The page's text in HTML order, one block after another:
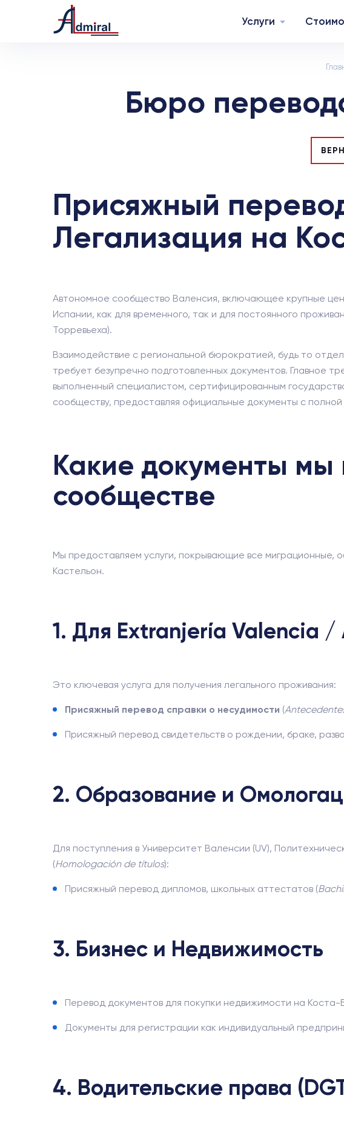
Услуги
Бюро
Присяжный
Легализация на
Автономное сообщество Валенсия, включающее крупные
Испании, как для временного, так и для постоянного
Торревьеха).
Взаимодействие с региональной бюрократией, будь то
требует безупречно подготовленных документов. Главное
выполненный специалистом, сертифицированным
сообществу, предоставляя официальные документы с
Какие документы мы
сообществе
Мы предоставляем услуги, покрывающие все миграционные,
Кастельон.
1. Для Extranjería Valencia
Это ключевая услуга для получения легального проживания:
Присяжный перевод справки о несудимости (
Присяжный перевод свидетельств о рождении, браке,
2. Образование и
Для поступления в Университет Валенсии (UV),
(Homologación de títulos):
Присяжный перевод дипломов, школьных аттестатов (
3. Бизнес и Недвижимость
Перевод документов для покупки недвижимости на Коста-
Документы для регистрации как индивидуальный
4. Водительские права